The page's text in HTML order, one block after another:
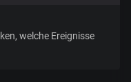
welche Ereignisse